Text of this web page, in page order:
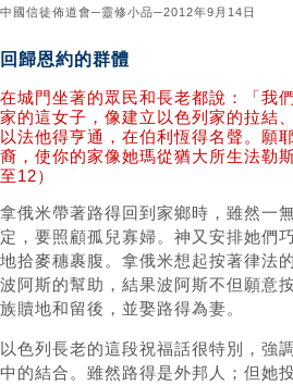
中國信徒佈道會─靈修小品─2012年9月14日
回歸恩約的群體
在城門坐著的眾民和長老都說：「我
家的這女子，像建立以色列家的拉結
以法他得亨通，在伯利恆得名聲。願
裔，使你的家像她瑪從猶大所生法勒
至12）
拿俄米帶著路得回到家鄉時，雖然一
定，要照顧孤兒寡婦。神又安排她們
地拾麥穗裹腹。拿俄米想起按著律法
波阿斯的幫助，結果波阿斯不但願意
族贖地和留後，並娶路得為妻。
以色列長老的這段祝福話很特別，強
中的結合。雖然路得是外邦人；但她